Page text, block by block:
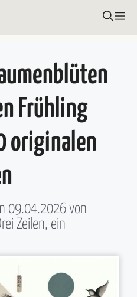
Frühling
originalen
09.04.2026 von
Zeilen, ein